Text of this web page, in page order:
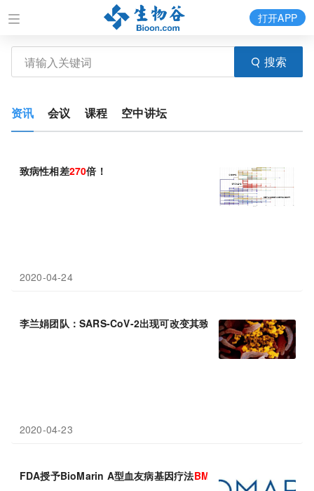
搜索
打开APP
资讯 会议 课程 空中讲坛
致病性相差270倍！
2020-04-24
李兰娟团队：SARS-CoV-2出现可改变其致病性的突变，体外感染
2020-04-23
FDA授予BioMarin A型血友病基因疗法BMN270 突破性药物资格